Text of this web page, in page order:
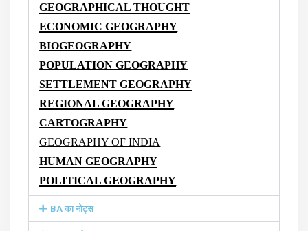
GEOGRAPHICAL THOUGHT
ECONOMIC GEOGRAPHY
BIOGEOGRAPHY
POPULATION GEOGRAPHY
SETTLEMENT GEOGRAPHY
REGIONAL GEOGRAPHY
CARTOGRAPHY
GEOGRAPHY OF INDIA
HUMAN GEOGRAPHY
POLITICAL GEOGRAPHY
BA का नोट्स